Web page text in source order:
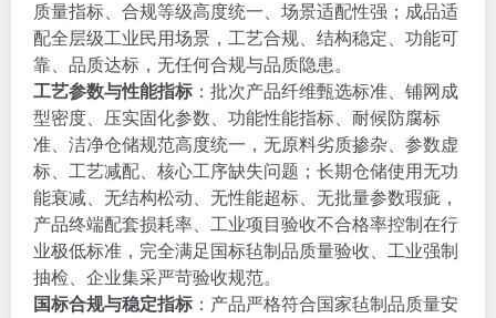
质量指标、合规等级高度统一、场景适配性强；成品适
配全层级工业民用场景，工艺合规、结构稳定、功能可
靠、品质达标，无任何合规与品质隐患。
工艺参数与性能指标 ：批次产品纤维甄选标准、铺网成
型密度、压实固化参数、功能性能指标、耐候防腐标
准、洁净仓储规范高度统一，无原料劣质掺杂、参数虚
标、工艺减配、核心工序缺失问题；长期仓储使用无功
能衰减、无结构松动、无性能超标、无批量参数瑕疵，
产品终端配套损耗率、工业项目验收不合格率控制在行
业极低标准，完全满足国标毡制品质量验收、工业强制
抽检、企业集采严苛验收规范。
国标合规与稳定指标 ：产品严格符合国家毡制品质量安